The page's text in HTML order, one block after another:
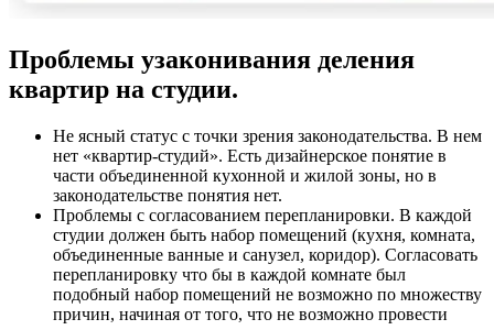
Проблемы узаконивания деления
квартир на студии.
Не ясный статус с точки зрения законодательства. В нем
нет «квартир-студий». Есть дизайнерское понятие в
части объединенной кухонной и жилой зоны, но в
законодательстве понятия нет.
Проблемы с согласованием перепланировки. В каждой
студии должен быть набор помещений (кухня, комната,
объединенные ванные и санузел, коридор). Согласовать
перепланировку что бы в каждой комнате был
подобный набор помещений не возможно по множеству
причин, начиная от того, что не возможно провести